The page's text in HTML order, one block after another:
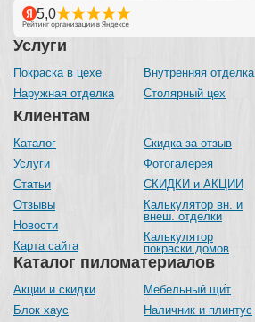
Каталог пиломатериалов
Акции и скидки
Блок хаус
Мебельный щит
Наличник и плинтус
Услуги
Покраска в цехе
Наружная отделка
Внутренняя отделка
Столярный цех
Клиентам
Каталог
Услуги
Статьи
Отзывы
Новости
Карта сайта
Скидка за отзыв
Фотогалерея
СКИДКИ и АКЦИИ
Калькулятор вн. и
внеш. отделки
Калькулятор
покраски домов